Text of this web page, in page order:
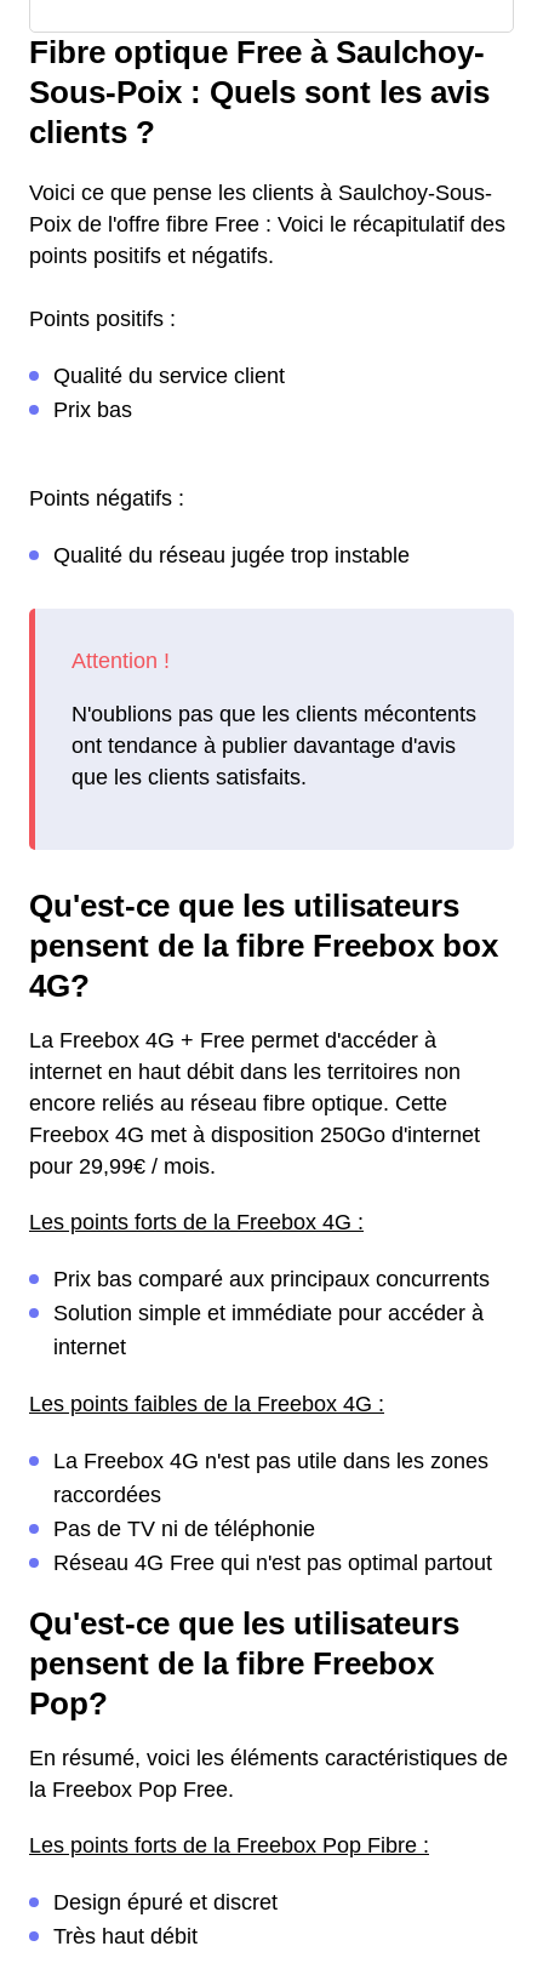
Fibre optique Free à Saulchoy-
Sous-Poix : Quels sont les avis
clients ?
Voici ce que pense les clients à Saulchoy-Sous-
Poix de l'offre fibre Free : Voici le récapitulatif des
points positifs et négatifs.
Points positifs :
Qualité du service client
Prix bas
Points négatifs :
Qualité du réseau jugée trop instable
N'oublions pas que les clients mécontents
ont tendance à publier davantage d'avis
que les clients satisfaits.
Qu'est-ce que les utilisateurs
pensent de la fibre Freebox box
4G?
La Freebox 4G + Free permet d'accéder à
internet en haut débit dans les territoires non
encore reliés au réseau fibre optique. Cette
Freebox 4G met à disposition 250Go d'internet
pour 29,99€ / mois.
Les points forts de la Freebox 4G :
Prix bas comparé aux principaux concurrents
Solution simple et immédiate pour accéder à
internet
Les points faibles de la Freebox 4G :
La Freebox 4G n'est pas utile dans les zones
raccordées
Pas de TV ni de téléphonie
Réseau 4G Free qui n'est pas optimal partout
Qu'est-ce que les utilisateurs
pensent de la fibre Freebox
Pop?
En résumé, voici les éléments caractéristiques de
la Freebox Pop Free.
Les points forts de la Freebox Pop Fibre :
Design épuré et discret
Très haut débit